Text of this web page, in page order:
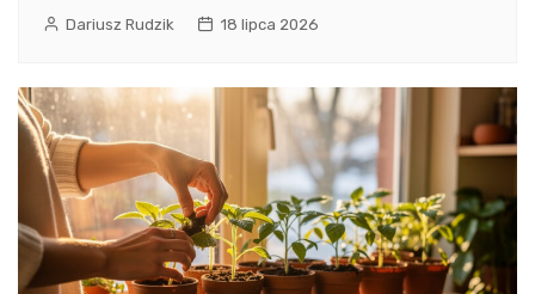
Dariusz Rudzik 18 lipca 2026